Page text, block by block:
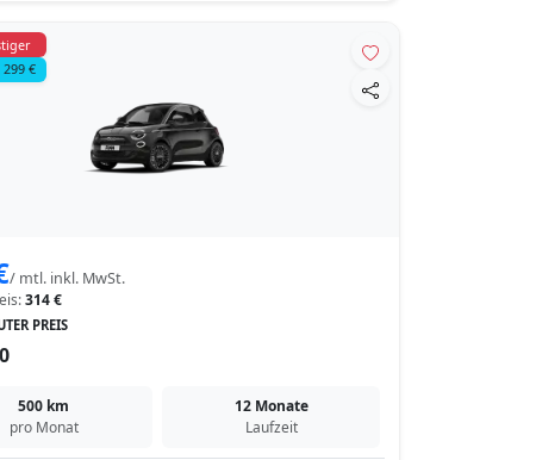
€
/ mtl. inkl. MwSt.
314 €
PREIS
500 km
pro Monat
12 Monate
Laufzeit